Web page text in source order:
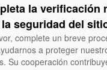
la verificación
seguridad del
complete un breve
a proteger
Su cooperación